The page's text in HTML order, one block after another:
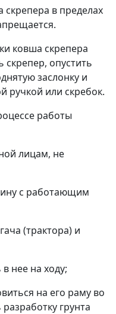
в пределах
ковша скрепера
опустить
заслонку и
ручкой или скребок.
работы
лицам, не
с работающим
(трактора) и
нее на ходу;
на его раму во
грунта